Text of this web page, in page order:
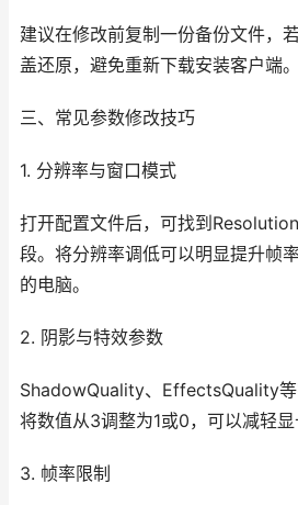
建议在修改前复制一份备份文件，
盖还原，避免重新下载安装客户端。
三、常见参数修改技巧
1. 分辨率与窗口模式
打开配置文件后，可找到
段。将分辨率调低可以明显提升帧
的电脑。
2. 阴影与特效参数
ShadowQuality、EffectsQuality等
将数值从3调整为1或0，可以减轻显
3. 帧率限制